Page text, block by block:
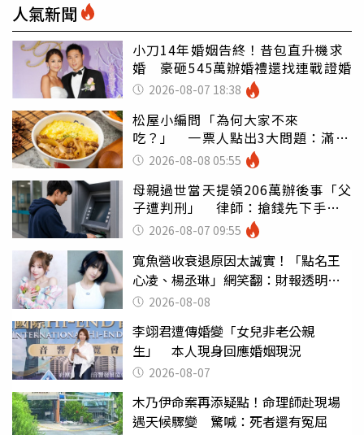
人氣新聞
小刀14年婚姻告終！昔包直升機求
婚 豪砸545萬辦婚禮還找連戰證婚
2026-08-07 18:38
松屋小編問「為何大家不來
吃？」 一票人點出3大問題：滿手
好牌打到爛
2026-08-08 05:55
母親過世當天提領206萬辦後事「父
子遭判刑」 律師：搶錢先下手是
罪 2026-08-07 09:55
寬魚營收衰退原因太誠實！「點名王
心凌、楊丞琳」網笑翻：財報透明度
滿分2026-08-08
李翊君遭傳婚變「女兒非老公親
生」 本人現身回應婚姻現況
2026-08-07
木乃伊命案再添疑點！命理師赴現場
遇天候驟變 驚喊：死者還有冤屈